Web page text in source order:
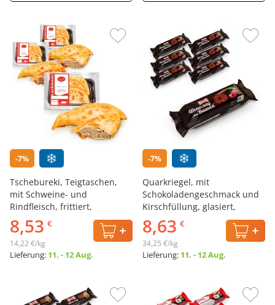
-7%
Tschebureki, Teigtaschen,
mit Schweine- und
Rindfleisch, frittiert,
Lackmann, 3 х 200 g
8,53 €
14,22 €/kg
Lieferung: 11. - 12 Aug.
-7%
Quarkriegel, mit
Schokoladengeschmack und
Kirschfüllung, glasiert,
Zlagoda, 7 х 36 g
8,63 €
34,25 €/kg
Lieferung: 11. - 12 Aug.